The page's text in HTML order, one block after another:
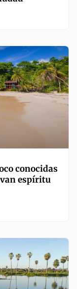
conocidas
espíritu